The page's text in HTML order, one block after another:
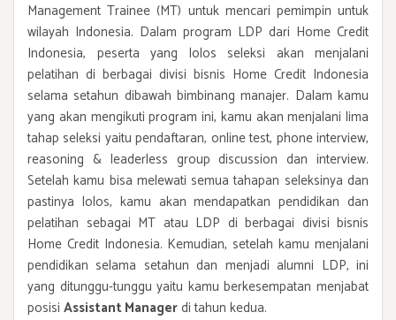
Management Trainee (MT) untuk mencari pemimpin untuk
wilayah Indonesia. Dalam program LDP dari Home Credit
Indonesia, peserta yang lolos seleksi akan menjalani
pelatihan di berbagai divisi bisnis Home Credit Indonesia
selama setahun dibawah bimbinang manajer. Dalam kamu
yang akan mengikuti program ini, kamu akan menjalani lima
tahap seleksi yaitu pendaftaran, online test, phone interview,
reasoning & leaderless group discussion dan interview.
Setelah kamu bisa melewati semua tahapan seleksinya dan
pastinya lolos, kamu akan mendapatkan pendidikan dan
pelatihan sebagai MT atau LDP di berbagai divisi bisnis
Home Credit Indonesia. Kemudian, setelah kamu menjalani
pendidikan selama setahun dan menjadi alumni LDP, ini
yang ditunggu-tunggu yaitu kamu berkesempatan menjabat
posisi Assistant Managerdi tahun kedua.